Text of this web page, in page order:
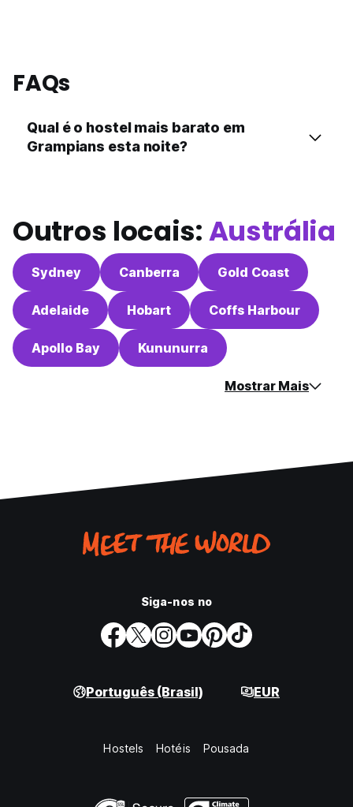
FAQs
Qual é o hostel mais barato em
Grampians esta noite?
Outros locais:Austrália
Sydney Canberra Gold Coast
Adelaide Hobart Coffs Harbour
Apollo Bay Kununurra
Mostrar Mais
Siga-nos no
Português (Brasil) EUR
Hostels Hotéis Pousada